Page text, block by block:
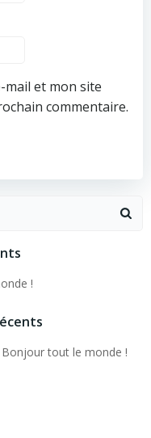
et mon site
commentaire.
!
Bonjour tout le monde !